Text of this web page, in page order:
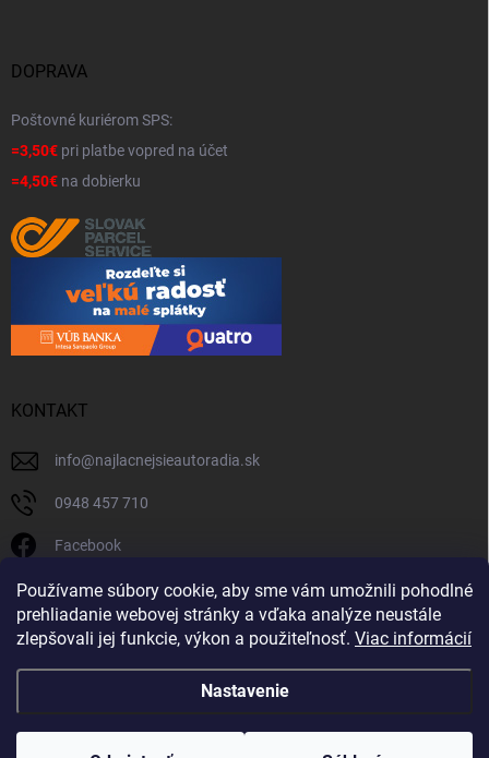
Používame súbory cookie, aby sme vám umožnili pohodlné
prehliadanie webovej stránky a vďaka analýze neustále
zlepšovali jej funkcie, výkon a použiteľnosť. Viac informácií
Nastavenie
DOPRAVA
Poštovné kuriérom SPS:
=3,50€ pri platbe vopred na účet
=4,50€ na dobierku
KONTAKT
info@najlacnejsieautoradia.sk
0948 457 710
Facebook
najlacnejsieautoradia.sk
Youtube
Copyright 2026Najlacnejsieautoradia.sk. Všetky práva vyhradené.Upraviť